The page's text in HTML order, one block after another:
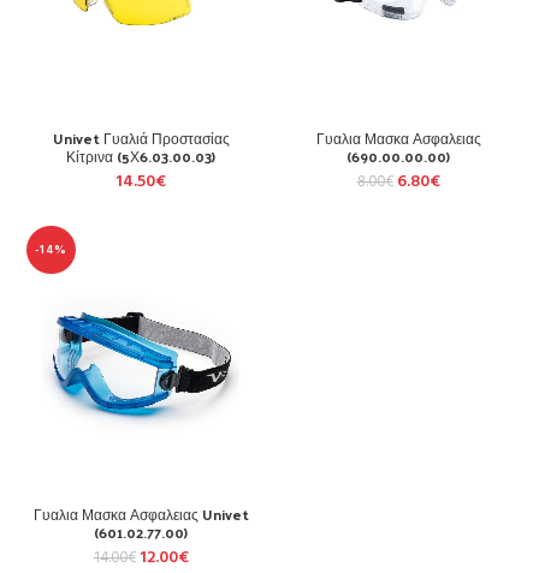
Univet Γυαλιά Προστασίας
Κίτρινα (5Χ6.03.00.03)
14.50€
Γυαλια Μασκα Ασφαλειας
(690.00.00.00)
8.00€ 6.80€
-14%
Γυαλια Μασκα Ασφαλειας Univet
(601.02.77.00)
14.00€ 12.00€